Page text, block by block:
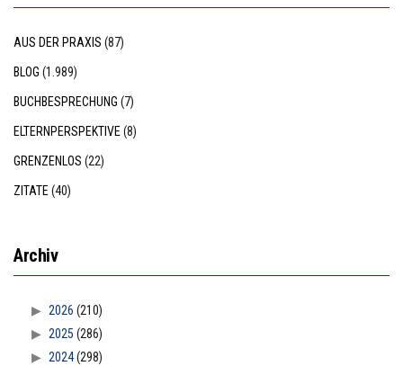
AUS DER PRAXIS (87)
BLOG (1.989)
BUCHBESPRECHUNG (7)
ELTERNPERSPEKTIVE(8)
GRENZENLOS (22)
ZITATE(40)
Archiv
2026 (210)
2025 (286)
2024(298)